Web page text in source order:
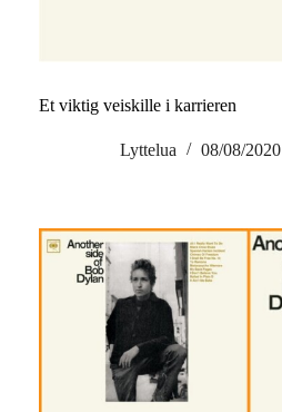
Et viktig veiskille i karrieren
Lyttelua 08/08/2020